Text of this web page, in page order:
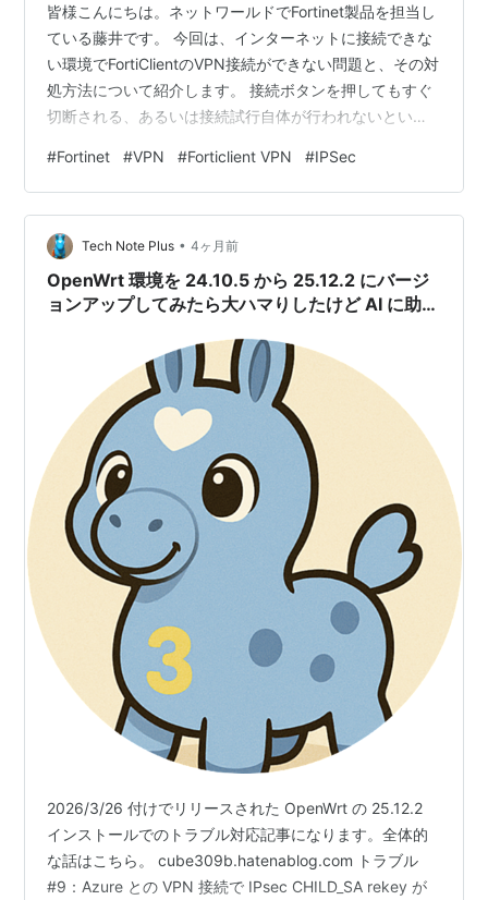
皆様こんにちは。ネットワールドでFortinet製品を担当し
ている藤井です。 今回は、インターネットに接続できな
い環境でFortiClientのVPN接続ができない問題と、その対
処方法について紹介します。 接続ボタンを押してもすぐ
切断される、あるいは接続試行自体が行われないといっ
FortiClientVPN 7.4.3 （無償版） ■ 発生する現象 ■ 設定
方法 ① コンフィグのバックアップ ② コンフィグの編
集 ③ コンフィグのリストア ④ 動作確認 ■ 現象の原因
■ 参考 ■ まとめ 免責事項 ■ 発生する現象 インターネッ
トに接続でき…
#Fortinet #VPN #Forticlient VPN #IPSec
Tech Note Plus • 4ヶ月前
OpenWrt 環境を 24.10.5 から 25.12.2 にバージ
ョンアップしてみたら大ハマりしたけど AI に助け
2026/3/26 付けでリリースされた OpenWrt の 25.12.2
インストールでのトラブル対応記事になります。全体的
な話はこちら。 cube309b.hatenablog.com トラブル
#9：Azure との VPN 接続で IPsec CHILD_SA rekey が